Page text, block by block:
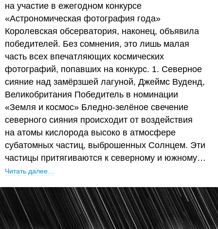
на участие в ежегодном конкурсе
«Астрономическая фотография года»
Королевская обсерватория, наконец, объявила
победителей. Без сомнения, это лишь малая
часть всех впечатляющих космических
фотографий, попавших на конкурс. 1. Северное
сияние над замёрзшей лагуной, Джеймс Вуденд,
Великобритания Победитель в номинации
«Земля и космос» Бледно-зелёное свечение
северного сияния происходит от воздействия
на атомы кислорода высоко в атмосфере
субатомных частиц, выброшенных Солнцем. Эти
частицы притягиваются к северному и южному…
Читать далее…